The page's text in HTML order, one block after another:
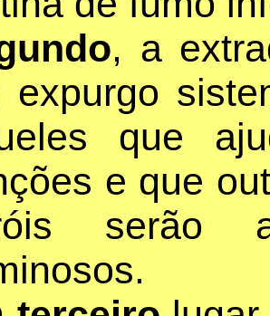
, a
expurgo
que
e que
serão